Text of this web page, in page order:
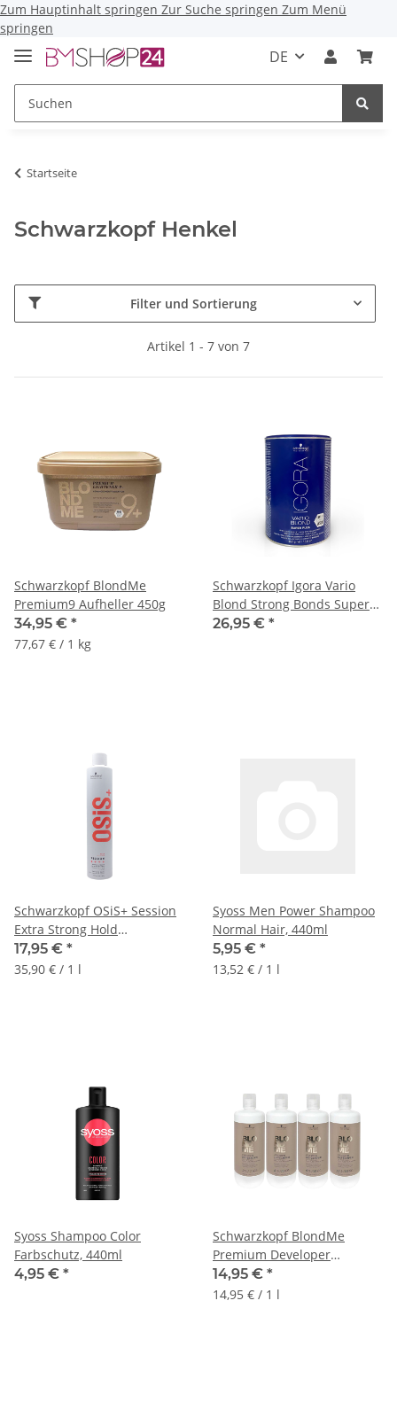
Zum Hauptinhalt springen Zur Suche springen Zum Menü
springen
DE
Startseite
Schwarzkopf Henkel
Filter und Sortierung
Artikel 1 - 7 von 7
Schwarzkopf BlondMe
Premium9 Aufheller 450g
34,95 € *
77,67 € / 1 kg
Schwarzkopf Igora Vario
Blond Strong Bonds Super
Plus Blondierpulver 450g
26,95 € *
Schwarzkopf OSiS+ Session
Extra Strong Hold
Haarspray, 500ml
17,95 € *
35,90 € / 1 l
Syoss Men Power Shampoo
Normal Hair, 440ml
5,95 € *
13,52 € / 1 l
Syoss Shampoo Color
Farbschutz, 440ml
4,95 € *
Schwarzkopf BlondMe
Premium Developer
Oxydant 1000ml
14,95 € *
14,95 € / 1 l